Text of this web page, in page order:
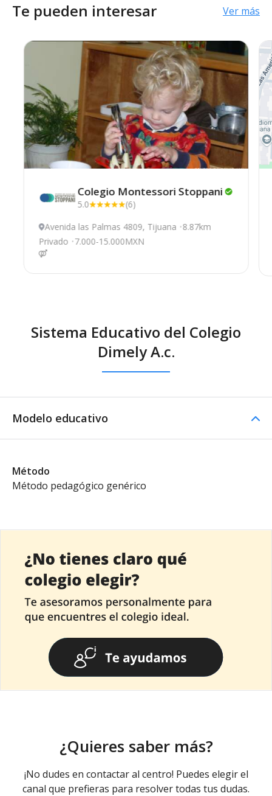
Te pueden interesar Ver más
Colegio Montessori Stoppani
5.0
(6)
Avenida las Palmas 4809, Tijuana 8.87km
Privado 7.000-15.000MXN
Sistema Educativo del Colegio
Dimely A.c.
Modelo educativo
Método
Método pedagógico genérico
¿Quieres saber más?
¡No dudes en contactar al centro! Puedes elegir el
canal que prefieras para resolver todas tus dudas.